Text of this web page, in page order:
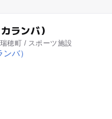
ランバ）
穂町 / スポーツ施設